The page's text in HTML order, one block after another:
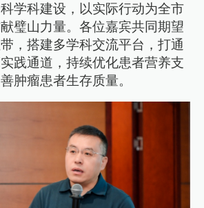
学科建设，以实际行动为全市
璧山力量。各位嘉宾共同期望
，搭建多学科交流平台，打通
践通道，持续优化患者营养支
肿瘤患者生存质量。